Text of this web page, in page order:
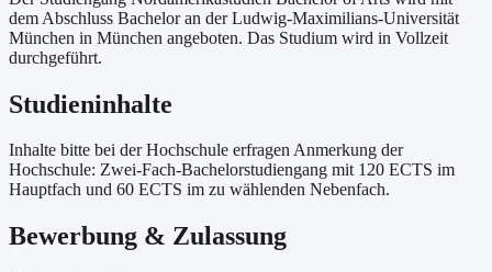
dem Abschluss Bachelor an der Ludwig-Maximilians-Universität
München in München angeboten. Das Studium wird in Vollzeit
durchgeführt.
Studieninhalte
Inhalte bitte bei der Hochschule erfragen Anmerkung der
Hochschule: Zwei-Fach-Bachelorstudiengang mit 120 ECTS im
Hauptfach und 60 ECTS im zu wählenden Nebenfach.
Bewerbung & Zulassung